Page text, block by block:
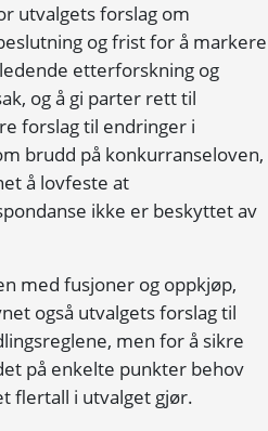
utvalgets forslag om
og frist for å markere
etterforskning og
og å gi parter rett til
forslag til endringer i
brudd på konkurranseloven,
å lovfeste at
ikke er beskyttet av
med fusjoner og oppkjøp,
også utvalgets forslag til
men for å sikre
på enkelte punkter behov
flertall i utvalget gjør.